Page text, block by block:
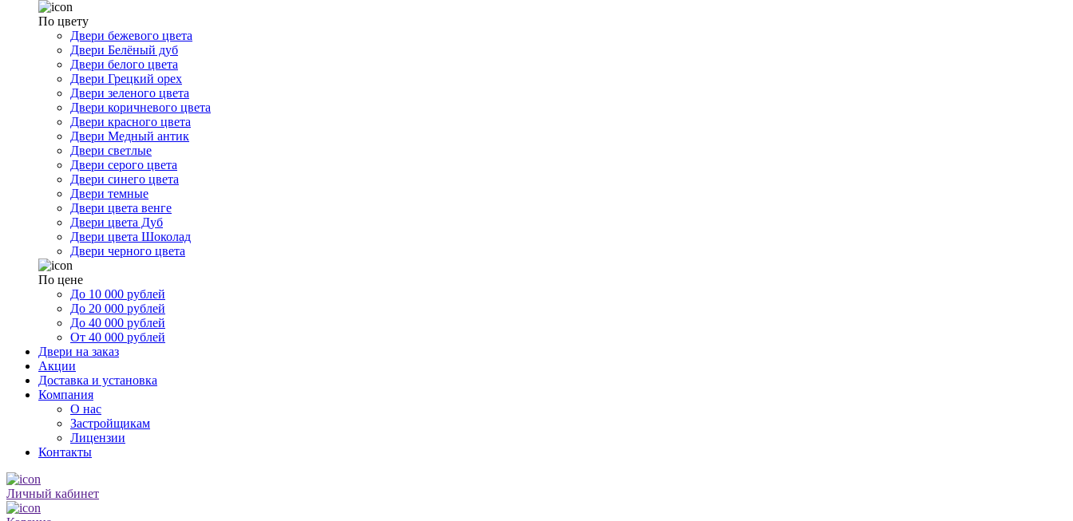
По цвету
Двери бежевого цвета
Двери Белёный дуб
Двери белого цвета
Двери Грецкий орех
Двери зеленого цвета
Двери коричневого цвета
Двери красного цвета
Двери Медный антик
Двери светлые
Двери серого цвета
Двери синего цвета
Двери темные
Двери цвета венге
Двери цвета Дуб
Двери цвета Шоколад
Двери черного цвета
По цене
До 10 000 рублей
До 20 000 рублей
До 40 000 рублей
От 40 000 рублей
Двери на заказ
Акции
Доставка и установка
Компания
О нас
Застройщикам
Лицензии
Контакты
Личный кабинет